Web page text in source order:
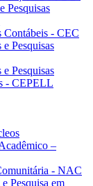
Pesquisas
Contábeis - CEC
Pesquisas
Pesquisas
- CEPELL
–
- NAC
Pesquisa em